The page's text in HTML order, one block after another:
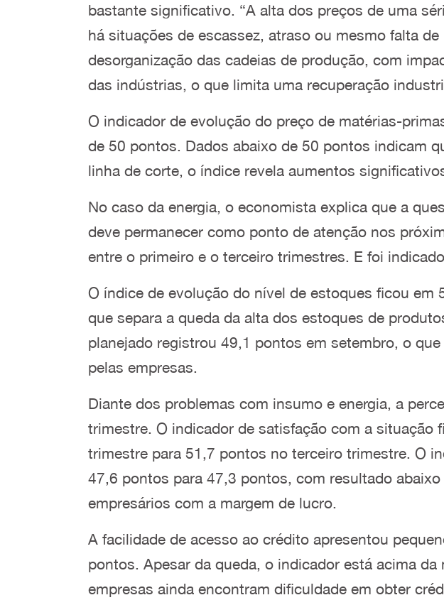
bastante significativo. “A alta dos preços de uma
há situações de escassez, atraso ou mesmo falta
desorganização das cadeias de produção, com
das indústrias, o que limita uma recuperação
O indicador de evolução do preço de matérias-
de 50 pontos. Dados abaixo de 50 pontos indicam
linha de corte, o índice revela aumentos
No caso da energia, o economista explica que a
deve permanecer como ponto de atenção nos
entre o primeiro e o terceiro trimestres. E foi
O índice de evolução do nível de estoques ficou
que separa a queda da alta dos estoques de
planejado registrou 49,1 pontos em setembro, o
pelas empresas.
Diante dos problemas com insumo e energia, a
trimestre. O indicador de satisfação com a situação
trimestre para 51,7 pontos no terceiro trimestre. O
47,6 pontos para 47,3 pontos, com resultado
empresários com a margem de lucro.
A facilidade de acesso ao crédito apresentou
pontos. Apesar da queda, o indicador está acima
empresas ainda encontram dificuldade em obter